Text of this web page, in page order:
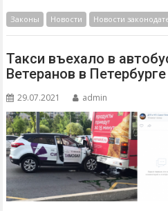
Законы Новости Новости
Такси въехало в
Ветеранов в Петербурге
29.07.2021 admin